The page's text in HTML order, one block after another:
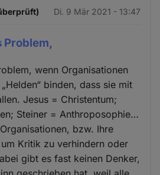
Di. 9 Mär 2021 - 13:47
Problem,
wenn Organisationen
binden, dass sie mit
Jesus = Christentum;
Steiner = Anthroposophie…
bzw. Ihre
Kritik zu verhindern oder
gibt es fast keinen Denker,